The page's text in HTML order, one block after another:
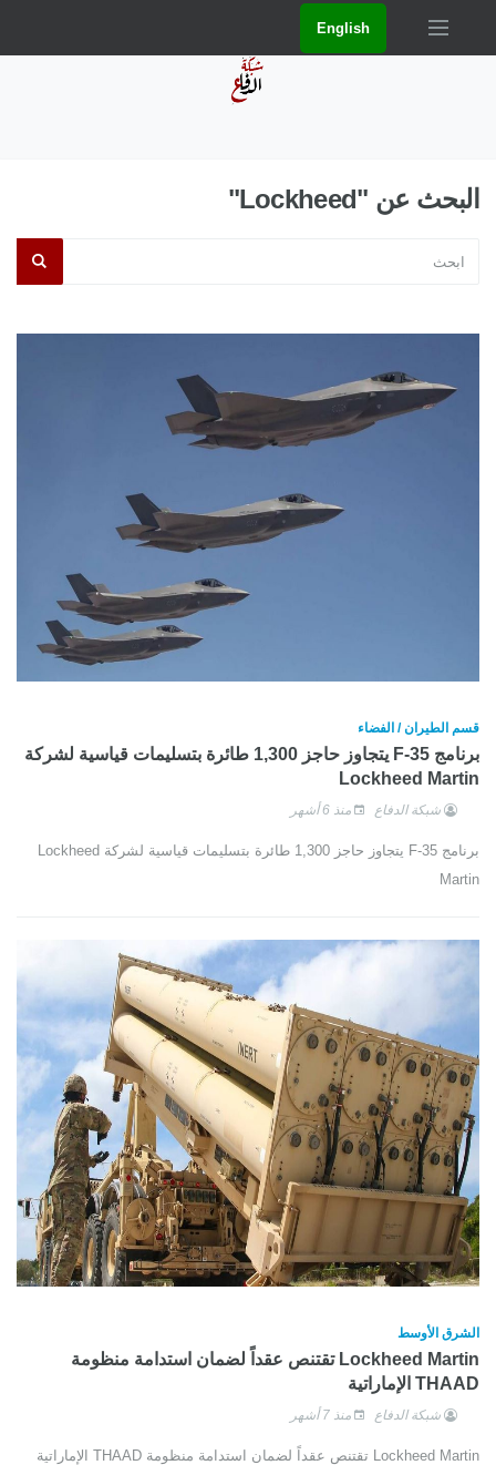
English
البحث عن "Lockheed"
قسم الطيران / الفضاء
برنامج F-35 يتجاوز حاجز 1,300 طائرة بتسليمات قياسية لشركة
Lockheed Martin
شبكة الدفاع منذ 6 أشهر
برنامج F-35 يتجاوز حاجز 1,300 طائرة بتسليمات قياسية لشركة Lockheed
Martin
الشرق الأوسط
Lockheed Martin تقتنص عقداً لضمان استدامة منظومة
THAAD الإماراتية
شبكة الدفاع منذ 7 أشهر
Lockheed Martin تقتنص عقداً لضمان استدامة منظومة THAAD الإماراتية